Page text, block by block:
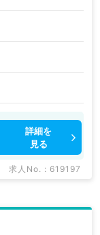
詳細を
見る
求人No. : 619197